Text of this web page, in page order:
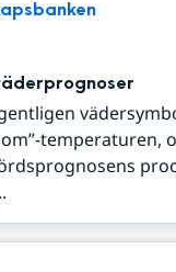
temperaturen,